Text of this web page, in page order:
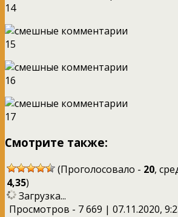
14
15
16
17
Смотрите также:
(Проголосовало - 20,
4,35)
Загрузка...
Просмотров - 7 669 | 07.11.2020,